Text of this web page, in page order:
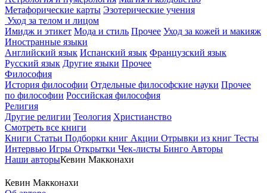
Метафорические карты Эзотерические учения
Уход за телом и лицом
Имидж и этикет Мода и стиль Прочее Уход за кожей и макияж
Иностранные языки
Английский язык Испанский язык Французский язык
Русский язык Другие языки Прочее
Философия
История философии Отдельные философские науки Прочее
по философии Российская философия
Религия
Другие религии Теология Христианство
Смотреть все книги
Книги Статьи Подборки книг Акции Отрывки из книг Тесты
Интервью Игры Открытки Чек-листы Бинго Авторы
Наши авторыКевин Макконахи
Кевин Макконахи